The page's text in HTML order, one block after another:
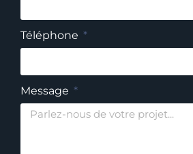
Téléphone
Message